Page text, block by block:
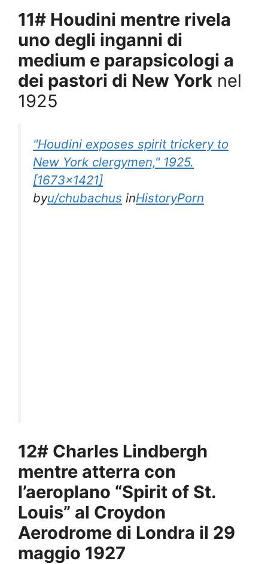
11# Houdini mentre rivela
uno degli inganni di
medium e parapsicologi a
dei pastori di New York nel
1925
"Houdini exposes spirit trickery to
New York clergymen," 1925.
[1673×1421]
byu/chubachus inHistoryPorn
12# Charles Lindbergh
mentre atterra con
l’aeroplano “Spirit of St.
Louis” al Croydon
Aerodrome di Londra il 29
maggio 1927